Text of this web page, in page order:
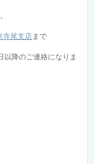
寺尾支店まで
以降のご連絡になりま